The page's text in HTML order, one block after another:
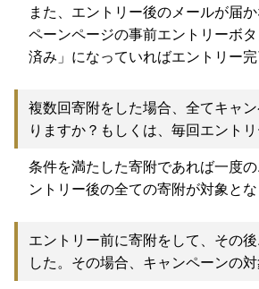
また、エントリー後のメールが届
ペーンページの事前エントリーボ
済み」になっていればエントリー完
複数回寄附をした場合、全てキャ
りますか？もしくは、毎回エント
条件を満たした寄附であれば一度
ントリー後の全ての寄附が対象とな
エントリー前に寄附をして、その
した。その場合、キャンペーンの